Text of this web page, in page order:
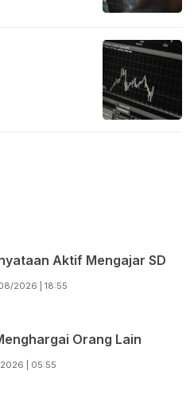
Aktif Mengajar SD
2026 | 18:55
Orang Lain
| 05:55